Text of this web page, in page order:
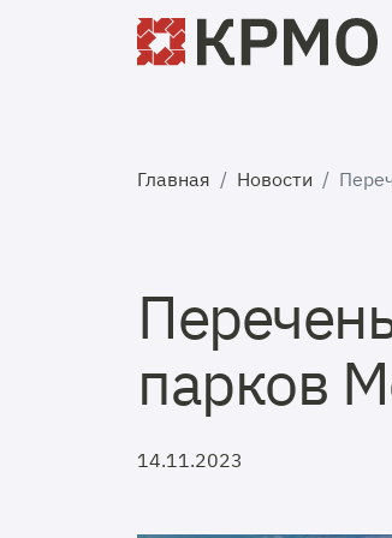
Главная Новости
парков
14.11.2023